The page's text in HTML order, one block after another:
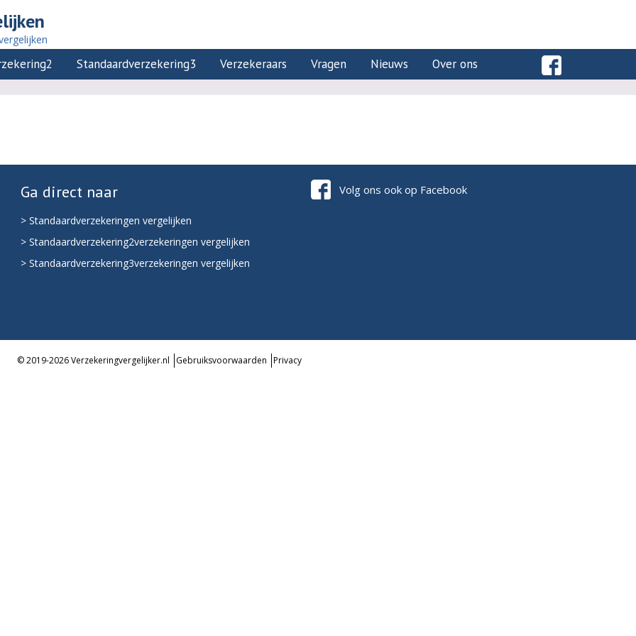
Standaardverzekering3 Verzekeraars Vragen Nieuws Over ons
Ga direct naar
> Standaardverzekeringen vergelijken
> Standaardverzekering2verzekeringen vergelijken
> Standaardverzekering3verzekeringen vergelijken
Volg ons ook op Facebook
© 2019-2026 Verzekeringvergelijker.nl Gebruiksvoorwaarden Privacy